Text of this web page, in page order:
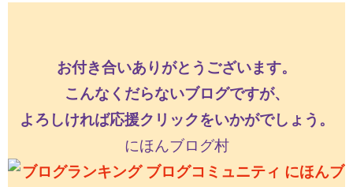
お付き合いありがとうございます。
こんなくだらないブログですが、
よろしければ応援クリックをいかがでしょう。
にほんブログ村